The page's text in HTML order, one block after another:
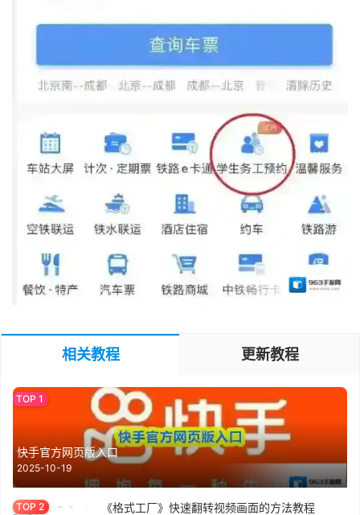
相关教程 更新教程
快手官方网页版入口
2025-10-19
《格式工厂》快速翻转视频画面的方法教程